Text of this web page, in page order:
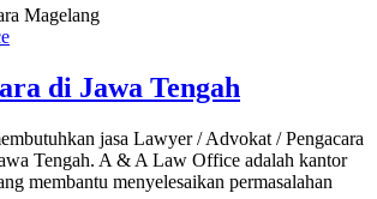
Magelang
di Jawa Tengah
jasa Lawyer / Advokat / Pengacara
Tengah. A & A Law Office adalah kantor
membantu menyelesaikan permasalahan